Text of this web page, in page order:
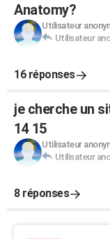
Anatomy?
Utilisateur
Utilisateur
16 réponses
je cherche un
14 15
Utilisateur
Utilisateur
8 réponses